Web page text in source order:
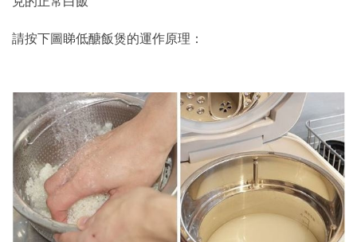
請按下圖睇低醣飯煲的運作原理：